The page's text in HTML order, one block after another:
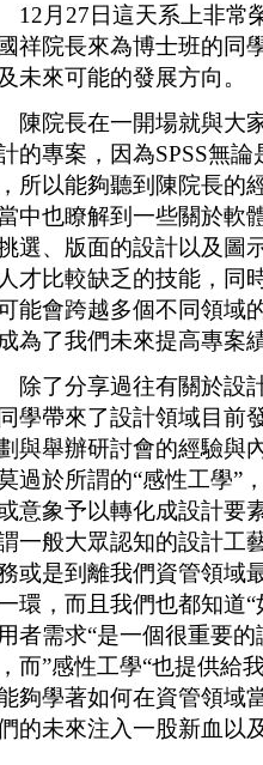
月27日這天系上非常
祥院長來為博士班的同
未來可能的發展方向。
院長在一開場就與大家
的專案，因為SPSS無
所以能夠聽到陳院長的
中也瞭解到一些關於軟
選、版面的設計以及圖
才比較缺乏的技能，同
能會跨越多個不同領域
為了我們未來提高專案
了分享過往有關於設計
學帶來了設計領域目前
與舉辦研討會的經驗與
過於所謂的“感性工學”
意象予以轉化成設計要
一般大眾認知的設計工
或是到離我們資管領域
環，而且我們也都知道
者需求“是一個很重要
而”感性工學“也提供給
夠學著如何在資管領域
的未來注入一股新血以